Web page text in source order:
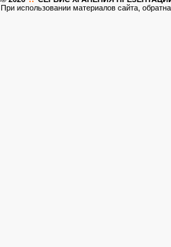
При использовании материалов сайта,